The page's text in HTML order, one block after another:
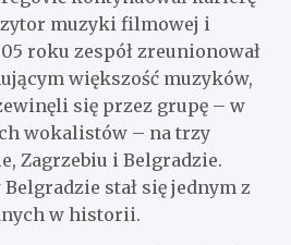
muzyki filmowej i
roku zespół zreunionował
większość muzyków,
się przez grupę – w
wokalistów – na trzy
Zagrzebiu i Belgradzie.
stał się jednym z
w historii.